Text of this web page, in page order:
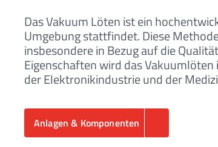
Das Vakuum Löten ist ein
Umgebung stattfindet. Diese
insbesondere in Bezug auf die
Eigenschaften wird das
der Elektronikindustrie und der
Anlagen & Komponenten